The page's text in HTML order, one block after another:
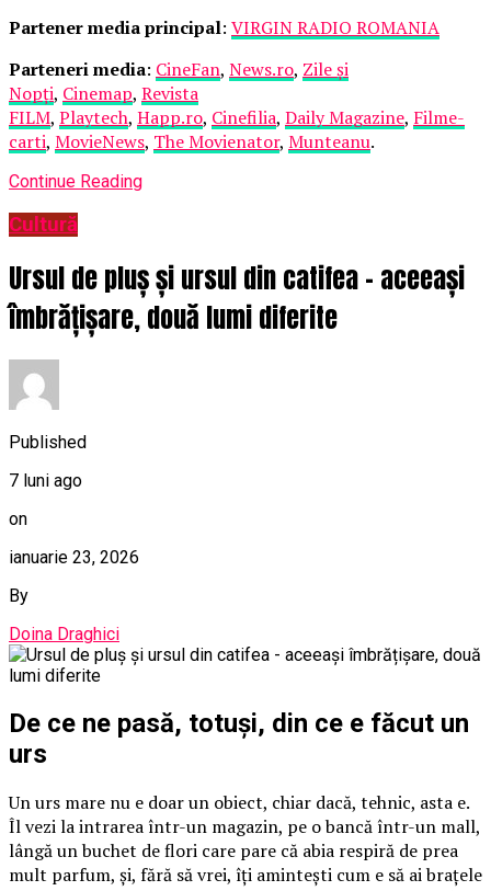
Partener media principal: VIRGIN RADIO ROMANIA
Parteneri media: CineFan, News.ro, Zile și
Nopți, Cinemap, Revista
FILM, Playtech, Happ.ro, Cinefilia, Daily Magazine, Filme-
carti, MovieNews, The Movienator, Munteanu.
Continue Reading
Cultură
Ursul de pluș și ursul din catifea – aceeași
îmbrățișare, două lumi diferite
Published
7 luni ago
on
ianuarie 23, 2026
By
Doina Draghici
De ce ne pasă, totuși, din ce e făcut un
urs
Un urs mare nu e doar un obiect, chiar dacă, tehnic, asta e.
Îl vezi la intrarea într-un magazin, pe o bancă într-un mall,
lângă un buchet de flori care pare că abia respiră de prea
mult parfum, și, fără să vrei, îți amintești cum e să ai brațele